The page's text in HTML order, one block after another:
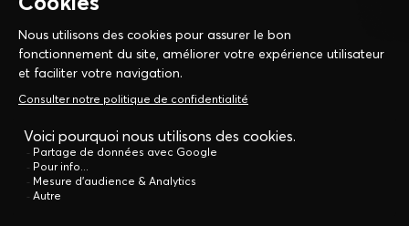
Instruments d'écriture
Montres
Maroquinerie
Bijouterie